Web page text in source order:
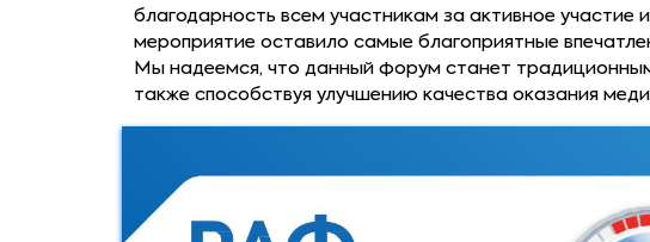
благодарность всем участникам за активное
мероприятие оставило самые благоприятные
Мы надеемся, что данный форум станет
также способствуя улучшению качества оказания